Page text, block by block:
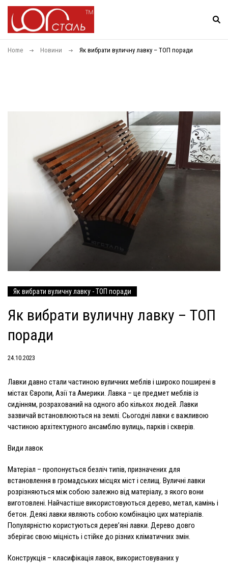
Home Новини Як вибрати вуличну лавку – ТОП поради
Як вибрати вуличну лавку - ТОП поради
Як вибрати вуличну лавку – ТОП
поради
24.10.2023
Лавки давно стали частиною вуличних меблів і широко поширені в
містах Європи, Азії та Америки. Лавка – це предмет меблів із
сидінням, розрахований на одного або кількох людей. Лавки
зазвичай встановлюються на землі. Сьогодні лавки є важливою
частиною архітектурного ансамблю вулиць, парків і скверів.
Види лавок
Матеріал – пропонується безліч типів, призначених для
встановлення в громадських місцях міст і селищ. Вуличні лавки
розрізняються між собою залежно від матеріалу, з якого вони
виготовлені. Найчастіше використовуються дерево, метал, камінь і
бетон. Деякі лавки являють собою комбінацію цих матеріалів.
Популярністю користуються дерев’яні лавки. Дерево довго
зберігає свою міцність і стійке до різних кліматичних змін.
Конструкція – класифікація лавок, використовуваних у